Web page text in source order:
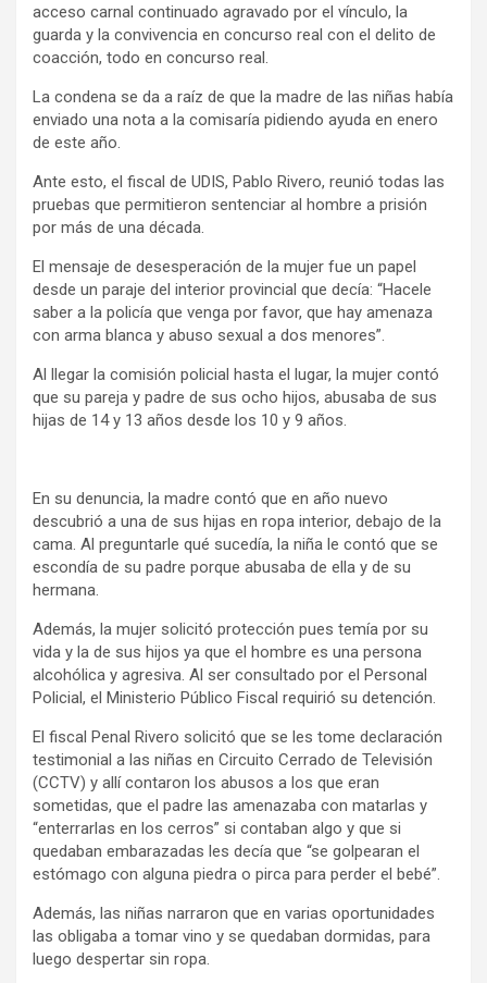
acceso carnal continuado agravado por el vínculo, la
guarda y la convivencia en concurso real con el delito de
coacción, todo en concurso real.
La condena se da a raíz de que la madre de las niñas había
enviado una nota a la comisaría pidiendo ayuda en enero
de este año.
Ante esto, el fiscal de UDIS, Pablo Rivero, reunió todas las
pruebas que permitieron sentenciar al hombre a prisión
por más de una década.
El mensaje de desesperación de la mujer fue un papel
desde un paraje del interior provincial que decía: “Hacele
saber a la policía que venga por favor, que hay amenaza
con arma blanca y abuso sexual a dos menores”.
Al llegar la comisión policial hasta el lugar, la mujer contó
que su pareja y padre de sus ocho hijos, abusaba de sus
hijas de 14 y 13 años desde los 10 y 9 años.
En su denuncia, la madre contó que en año nuevo
descubrió a una de sus hijas en ropa interior, debajo de la
cama. Al preguntarle qué sucedía, la niña le contó que se
escondía de su padre porque abusaba de ella y de su
hermana.
Además, la mujer solicitó protección pues temía por su
vida y la de sus hijos ya que el hombre es una persona
alcohólica y agresiva. Al ser consultado por el Personal
Policial, el Ministerio Público Fiscal requirió su detención.
El fiscal Penal Rivero solicitó que se les tome declaración
testimonial a las niñas en Circuito Cerrado de Televisión
(CCTV) y allí contaron los abusos a los que eran
sometidas, que el padre las amenazaba con matarlas y
“enterrarlas en los cerros” si contaban algo y que si
quedaban embarazadas les decía que “se golpearan el
estómago con alguna piedra o pirca para perder el bebé”.
Además, las niñas narraron que en varias oportunidades
las obligaba a tomar vino y se quedaban dormidas, para
luego despertar sin ropa.